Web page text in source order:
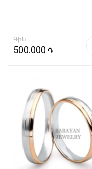
Գին
500.000 ֏